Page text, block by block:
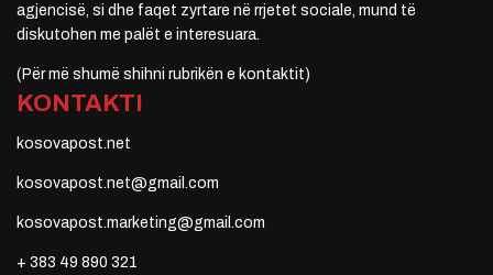
agjencisë, si dhe faqet zyrtare në rrjetet sociale, mund të
diskutohen me palët e interesuara.
(Për më shumë shihni rubrikën e kontaktit)
KONTAKTI
kosovapost.net
kosovapost.net@gmail.com
kosovapost.marketing@gmail.com
+ 383 49 890 321